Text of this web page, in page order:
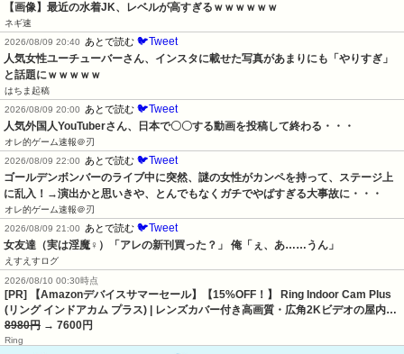
【画像】最近の水着JK、レベルが高すぎるｗｗｗｗｗｗ
ネギ速
2026/08/09 20:40
あとで読む 🐦Tweet
人気女性ユーチューバーさん、インスタに載せた写真があまりにも「やりすぎ」
と話題にｗｗｗｗｗ
はちま起稿
2026/08/09 20:00
あとで読む 🐦Tweet
人気外国人YouTuberさん、日本で〇〇する動画を投稿して終わる・・・
オレ的ゲーム速報＠刃
2026/08/09 22:00
あとで読む 🐦Tweet
ゴールデンボンバーのライブ中に突然、謎の女性がカンペを持って、ステージ上
に乱入！→演出かと思いきや、とんでもなくガチでやばすぎる大事故に・・・
オレ的ゲーム速報＠刃
2026/08/09 21:00
あとで読む 🐦Tweet
女友達（実は淫魔♀）「アレの新刊買った？」 俺「ぇ、あ……うん」
えすえすログ
2026/08/10 00:30時点
[PR] 【Amazonデバイスサマーセール】【15%OFF！】 Ring Indoor Cam Plus
(リング インドアカム プラス) | レンズカバー付き高画質・広角2Kビデオの屋内…
8980円 → 7600円
Ring